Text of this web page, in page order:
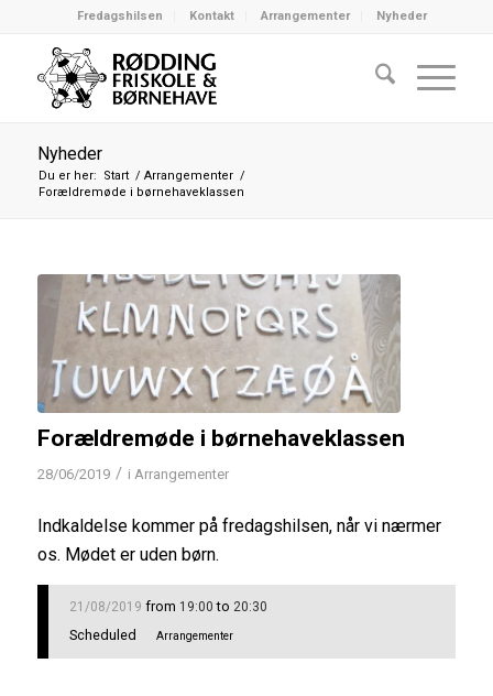
Fredagshilsen Kontakt Arrangementer Nyheder
Nyheder
Du er her: Start / Arrangementer /
Forældremøde i børnehaveklassen
Forældremøde i børnehaveklassen
28/06/2019 / i Arrangementer
Indkaldelse kommer på fredagshilsen, når vi nærmer
os. Mødet er uden børn.
21/08/2019 from 19:00 to 20:30
Scheduled Arrangementer